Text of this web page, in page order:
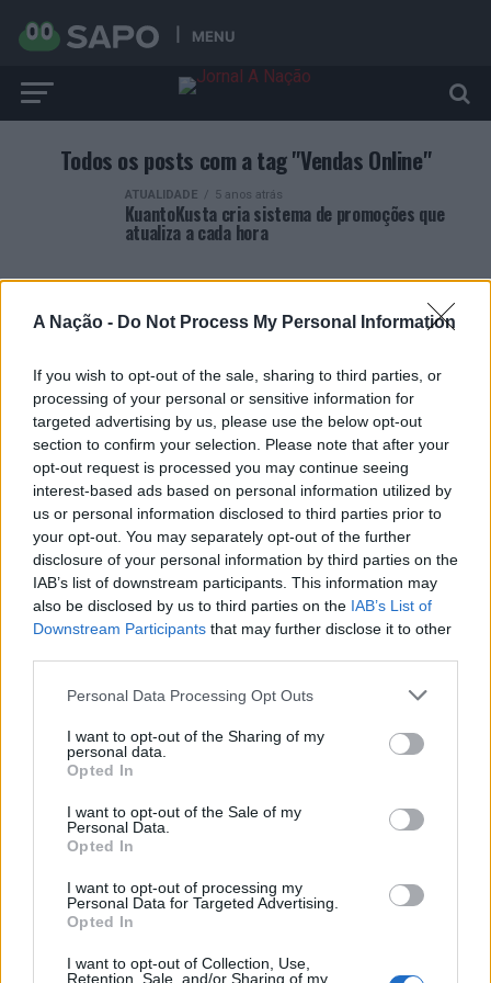
A Nação - Do Not Process My Personal Information
If you wish to opt-out of the sale, sharing to third parties, or
processing of your personal or sensitive information for
targeted advertising by us, please use the below opt-out
section to confirm your selection. Please note that after your
opt-out request is processed you may continue seeing
interest-based ads based on personal information utilized by
us or personal information disclosed to third parties prior to
your opt-out. You may separately opt-out of the further
disclosure of your personal information by third parties on the
IAB’s list of downstream participants. This information may
also be disclosed by us to third parties on the IAB’s List of
Downstream Participants that may further disclose it to other
Personal Data Processing Opt Outs
I want to opt-out of the Sharing of my
personal data.
Opted In
I want to opt-out of the Sale of my
Personal Data.
Opted In
I want to opt-out of processing my
Personal Data for Targeted Advertising.
Opted In
I want to opt-out of Collection, Use,
Retention, Sale, and/or Sharing of my
MENU
Todos os posts com a tag "Vendas Online"
ATUALIDADE 5 anos atrás
KuantoKusta cria sistema de promoções que
atualiza a cada hora
ARTIGOS RECENTES
Covilhã: Especialista aponta investimento estrangeiro e
valorização imobiliária como motores do crescimento da
Beira Interior
Rio de Janeiro: Governo do Estado propõe parceria com a
FUNCEX para “reforçar inteligência sobre comércio
Esposende acolhe festival de kitesurf
EMEC celebra a conclusão de mais um Curso de
Educação e Formação de Adultos na Escola de Tecnologia
e Gestão de Barcelos
ÚLTIMAS
ATUALIDADE 16 horas atrás